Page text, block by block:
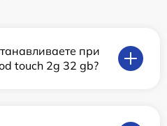
при
touch 2g 32 gb?